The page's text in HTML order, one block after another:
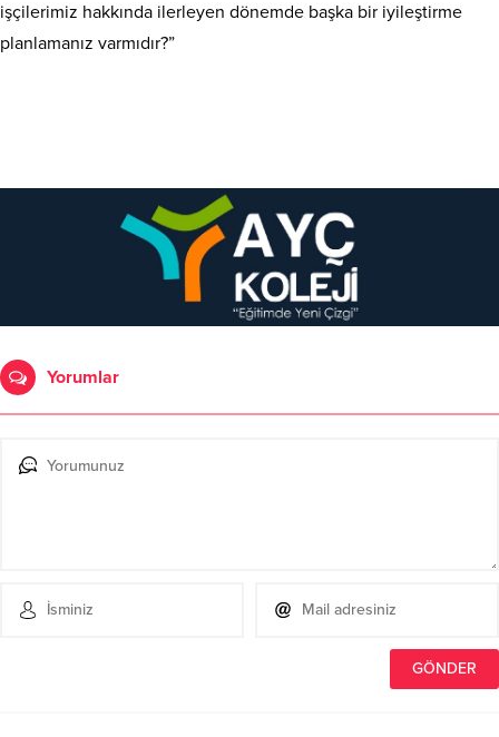
işçilerimiz hakkında ilerleyen dönemde başka bir iyileştirme
planlamanız varmıdır?”
Yorumlar